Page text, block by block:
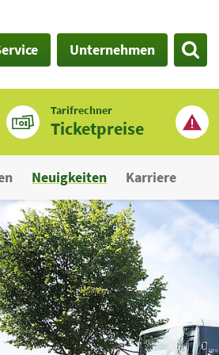
Unternehmen
Tarifrechner
Ticketpreise
Neuigkeiten Karriere